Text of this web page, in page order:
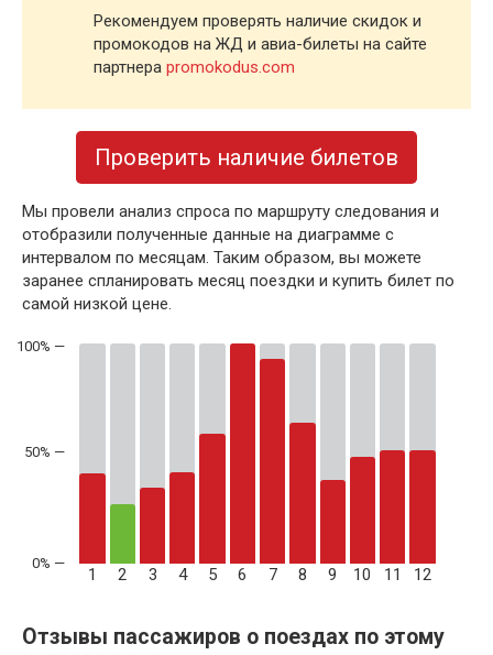
Рекомендуем проверять наличие скидок и
промокодов на ЖД и авиа-билеты на сайте
партнера promokodus.com
Проверить наличие билетов
Мы провели анализ спроса по маршруту следования и
отобразили полученные данные на диаграмме с
интервалом по месяцам. Таким образом, вы можете
заранее спланировать месяц поездки и купить билет по
самой низкой цене.
50% —
1 2 3 4 5 6 7 8 9 10 11 12
Отзывы пассажиров о поездах по этому